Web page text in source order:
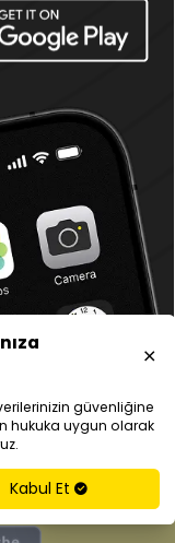
Servis
Destek
güvenliğine
hukuka uygun olarak
Kabul Et